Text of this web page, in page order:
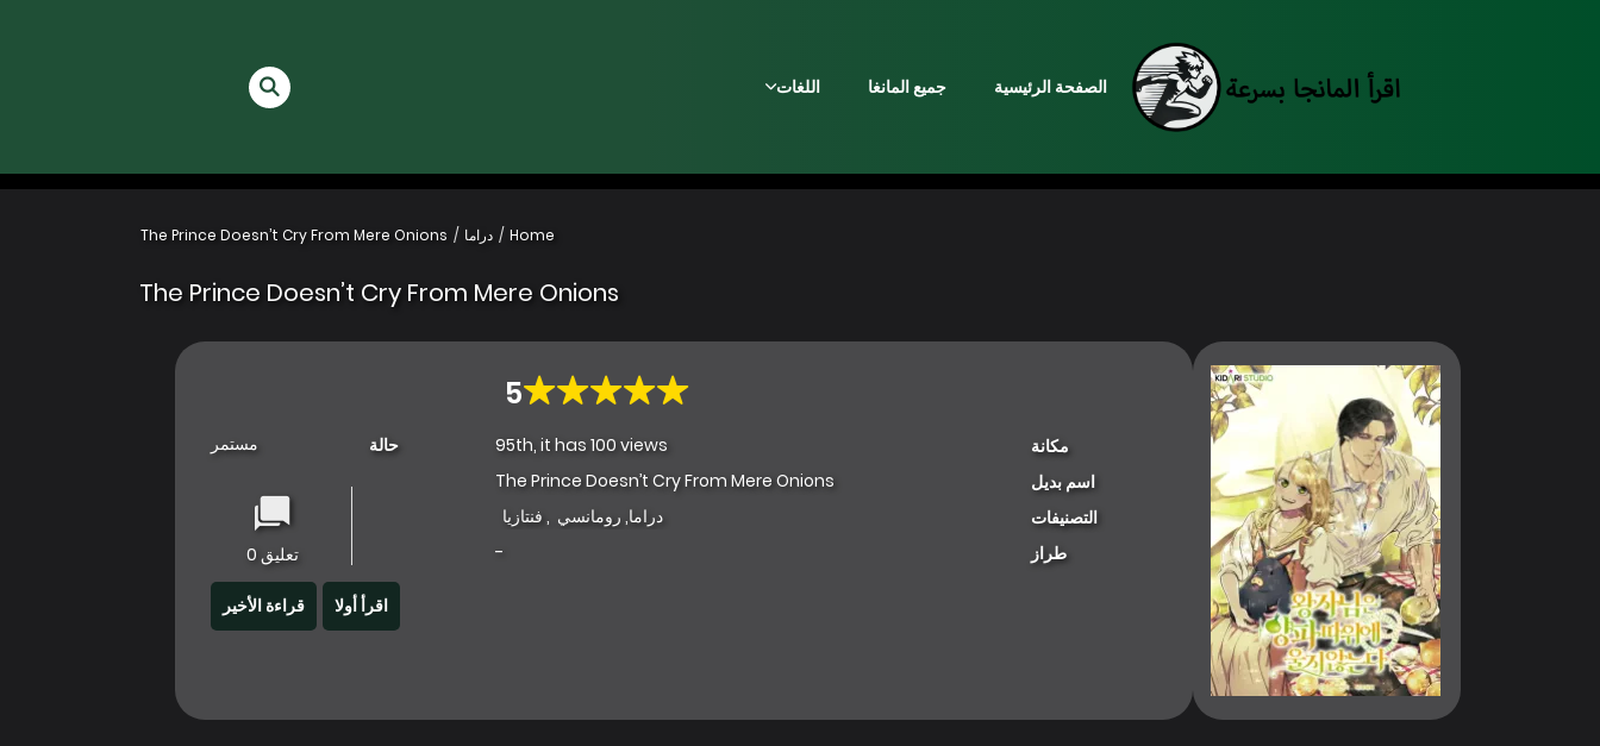
الصفحة الرئيسية جميع المانغا اللغات
Home دراما The Prince Doesn’t Cry From Mere Onions
The Prince Doesn’t Cry From Mere Onions
5
مكانة
95th, it has 100 views
اسم بديل
The Prince Doesn’t Cry From Mere Onions
التصنيفات
دراما, رومانسي , فنتازيا
طراز
-
حالة مستمر
تعليق 0
اقرأ أولا قراءة الأخير